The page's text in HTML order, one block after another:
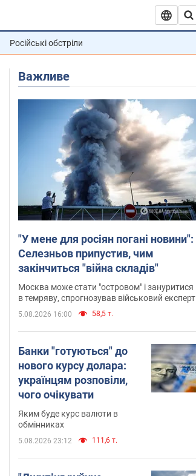
Російські обстріли
Важливе
"У мене для росіян погані новини":
Селезньов припустив, чим
закінчиться "війна складів"
Москва може стати "островом" і зануритися
в темряву, спрогнозував військовий експерт
5.08.2026 16:00 58,5 т.
Банки "готуються" до
нового курсу долара:
українцям розповіли,
чого очікувати
Яким буде курс валюти в
обмінниках
5.08.2026 23:12 111,6 т.